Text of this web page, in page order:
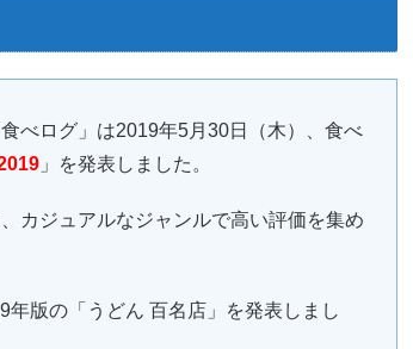
べログ」は2019年5月30日（木）、食べ
」を発表しました。
カジュアルなジャンルで高い評価を集め
版の「うどん 百名店」を発表しまし